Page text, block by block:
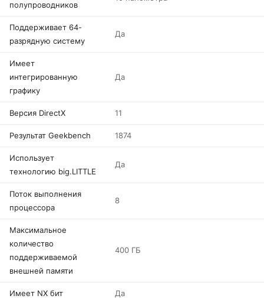
полупроводников
Поддерживает 64-
разрядную систему
Да
Имеет
интегрированную
графику
Да
Версия DirectX 11
Результат Geekbench 1874
Использует
технологию big.LITTLE
Да
Поток выполнения
процессора
8
Максимальное
количество
поддерживаемой
внешней памяти
400 ГБ
Имеет NX бит Да